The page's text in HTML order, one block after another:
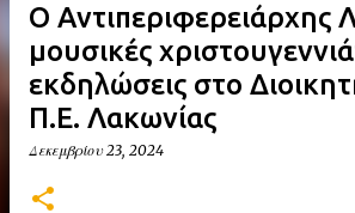
Ο Αντιπεριφερειάρχης
μουσικές
εκδηλώσεις στο
Π.Ε. Λακωνίας
Δεκεμβρίου 23, 2024